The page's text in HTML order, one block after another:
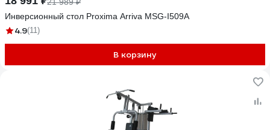
Инверсионный стол Proxima Arriva MSG-I509A
4.9(11)
В корзину